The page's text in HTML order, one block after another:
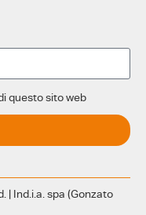
questo sito web
| Ind.i.a. spa (Gonzato